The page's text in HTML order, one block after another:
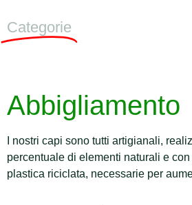
Categorie
Abbigliamento
I nostri capi sono tutti artigianali,
percentuale di elementi naturali e
plastica riciclata, necessarie per